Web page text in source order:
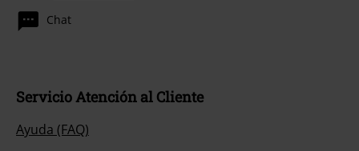
Chat
Servicio Atención al Cliente
Ayuda (FAQ)